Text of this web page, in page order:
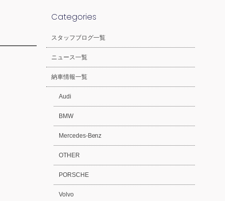
Categories
スタッフブログ一覧
ニュース一覧
納車情報一覧
Audi
BMW
Mercedes-Benz
OTHER
PORSCHE
Volvo